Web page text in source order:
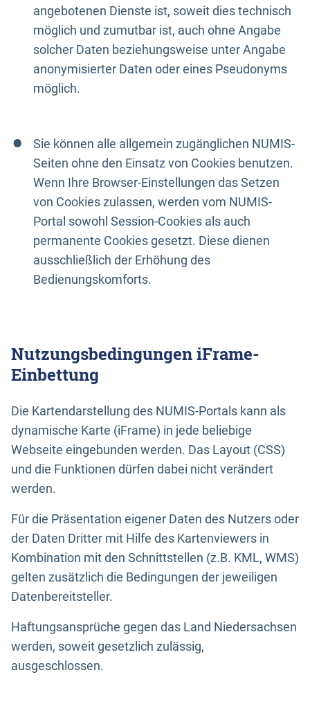
angebotenen Dienste ist, soweit dies technisch
möglich und zumutbar ist, auch ohne Angabe
solcher Daten beziehungsweise unter Angabe
anonymisierter Daten oder eines Pseudonyms
möglich.
Sie können alle allgemein zugänglichen NUMIS-
Seiten ohne den Einsatz von Cookies benutzen.
Wenn Ihre Browser-Einstellungen das Setzen
von Cookies zulassen, werden vom NUMIS-
Portal sowohl Session-Cookies als auch
permanente Cookies gesetzt. Diese dienen
ausschließlich der Erhöhung des
Bedienungskomforts.
Nutzungsbedingungen iFrame-
Einbettung
Die Kartendarstellung des NUMIS-Portals kann als
dynamische Karte (iFrame) in jede beliebige
Webseite eingebunden werden. Das Layout (CSS)
und die Funktionen dürfen dabei nicht verändert
werden.
Für die Präsentation eigener Daten des Nutzers oder
der Daten Dritter mit Hilfe des Kartenviewers in
Kombination mit den Schnittstellen (z.B. KML, WMS)
gelten zusätzlich die Bedingungen der jeweiligen
Datenbereitsteller.
Haftungsansprüche gegen das Land Niedersachsen
werden, soweit gesetzlich zulässig,
ausgeschlossen.